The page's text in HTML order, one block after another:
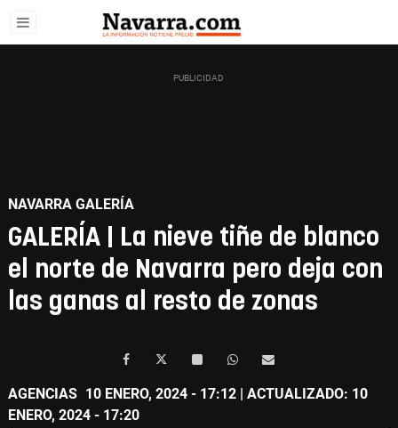
NAVARRA GALERÍA
GALERÍA | La nieve tiñe de blanco
el norte de Navarra pero deja con
las ganas al resto de zonas
AGENCIAS 10 ENERO, 2024 - 17:12 | ACTUALIZADO: 10
ENERO, 2024 - 17:20